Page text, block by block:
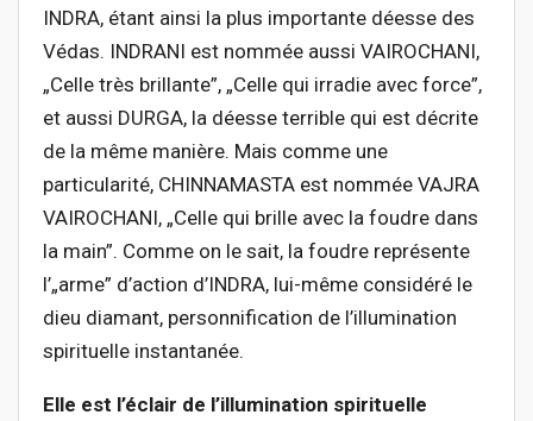
INDRA, étant ainsi la plus importante déesse des
Védas. INDRANI est nommée aussi VAIROCHANI,
„Celle très brillante”, „Celle qui irradie avec force”,
et aussi DURGA, la déesse terrible qui est décrite
de la même manière. Mais comme une
particularité, CHINNAMASTA est nommée VAJRA
VAIROCHANI, „Celle qui brille avec la foudre dans
la main”. Comme on le sait, la foudre représente
l’„arme” d’action d’INDRA, lui-même considéré le
dieu diamant, personnification de l’illumination
spirituelle instantanée.
Elle est l’éclair de l’illumination spirituelle